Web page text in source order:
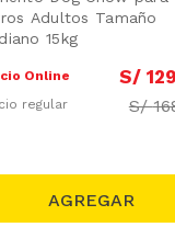
Adultos Tamaño
15kg
Online S/ 129
regular S/